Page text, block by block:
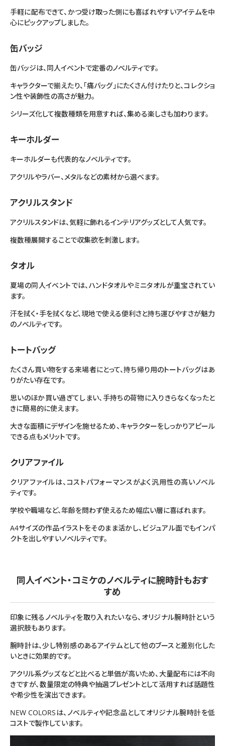
手軽に配布できて、かつ受け取った側にも喜ばれやすいアイテムを中
心にピックアップしました。
缶バッジ
缶バッジは、同人イベントで定番のノベルティです。
キャラクターで揃えたり、「痛バッグ」にたくさん付けたりと、コレクショ
ン性や装飾性の高さが魅力。
シリーズ化して複数種類を用意すれば、集める楽しさも加わります。
キーホルダー
キーホルダーも代表的なノベルティです。
アクリルやラバー、メタルなどの素材から選べます。
アクリルスタンド
アクリルスタンドは、気軽に飾れるインテリアグッズとして人気です。
複数種展開することで収集欲を刺激します。
タオル
夏場の同人イベントでは、ハンドタオルやミニタオルが重宝されてい
ます。
汗を拭く・手を拭くなど、現地で使える便利さと持ち運びやすさが魅力
のノベルティです。
トートバッグ
たくさん買い物をする来場者にとって、持ち帰り用のトートバッグはあ
りがたい存在です。
思いのほか買い過ぎてしまい、手持ちの荷物に入りきらなくなったと
きに簡易的に使えます。
大きな面積にデザインを施せるため、キャラクターをしっかりアピール
できる点もメリットです。
クリアファイル
クリアファイルは、コストパフォーマンスがよく汎用性の高いノベル
ティです。
学校や職場など、年齢を問わず使えるため幅広い層に喜ばれます。
A4サイズの作品イラストをそのまま活かし、ビジュアル面でもインパ
クトを出しやすいノベルティです。
同人イベント・コミケのノベルティに腕時計もおす
すめ
印象に残るノベルティを取り入れたいなら、オリジナル腕時計という
選択肢もあります。
腕時計は、少し特別感のあるアイテムとして他のブースと差別化した
いときに効果的です。
アクリル系グッズなどと比べると単価が高いため、大量配布には不向
きですが、数量限定の特典や抽選プレゼントとして活用すれば話題性
や希少性を演出できます。
NEW COLORSは、ノベルティや記念品としてオリジナル腕時計を低
コストで製作しています。